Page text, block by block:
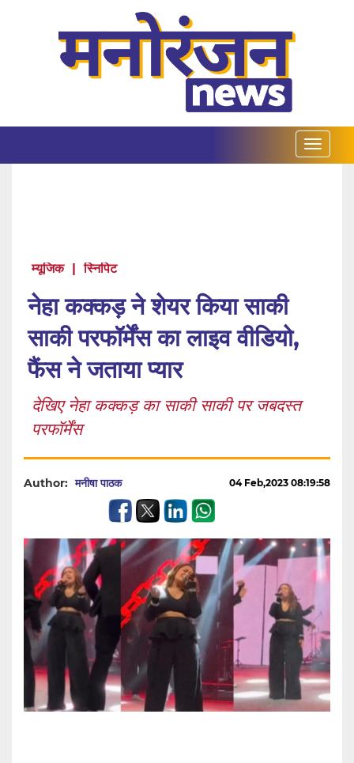
म्यूजिक | स्निपिट
नेहा कक्कड़ ने शेयर किया साकी
साकी परफॉर्मेंस का लाइव वीडियो,
फैंस ने जताया प्यार
देखिए नेहा कक्कड़ का साकी साकी पर जबदस्त
परफॉर्मेंस
Author: मनीषा पाठक 04 Feb,2023 08:19:58